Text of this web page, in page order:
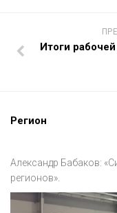
Итоги
Регион
Александр Бабаков:
регионов».